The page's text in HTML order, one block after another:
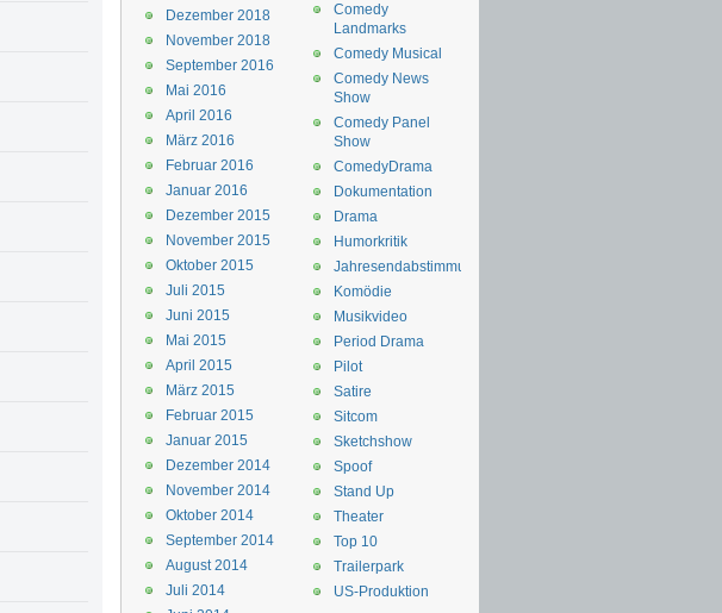
Comedy
Landmarks
Comedy Musical
Comedy News
Show
Comedy Panel
Show
ComedyDrama
Dokumentation
Drama
Humorkritik
Jahresendabstimmung
Komödie
Musikvideo
Period Drama
Pilot
Satire
Sitcom
Sketchshow
Spoof
Stand Up
Theater
Top 10
Trailerpark
US-Produktion
Dezember 2018
November 2018
September 2016
Mai 2016
April 2016
März 2016
Februar 2016
Januar 2016
Dezember 2015
November 2015
Oktober 2015
Juli 2015
Juni 2015
Mai 2015
April 2015
März 2015
Februar 2015
Januar 2015
Dezember 2014
November 2014
Oktober 2014
September 2014
August 2014
Juli 2014